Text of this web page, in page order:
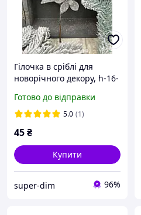
Гілочка в сріблі для
новорічного декору, h-16-
Готово до відправки
5.0 (1)
45₴
Купити
super-dim 96%